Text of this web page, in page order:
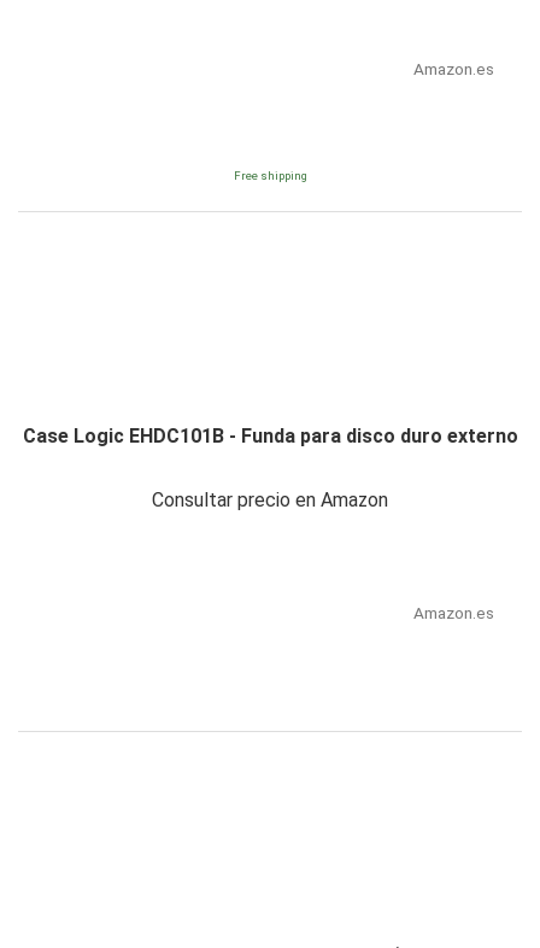
Amazon.es
Free shipping
Case Logic EHDC101B - Funda para disco duro externo
Consultar precio en Amazon
Amazon.es